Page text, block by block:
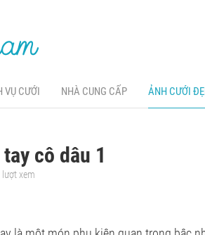
VỤ CƯỚI NHÀ CUNG CẤP ẢNH CƯỚI
cô dâu 1
xem